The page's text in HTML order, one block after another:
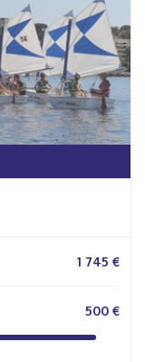
1 745 €
500 €